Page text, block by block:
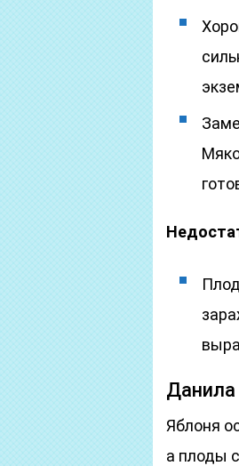
Яблоня
а плоды